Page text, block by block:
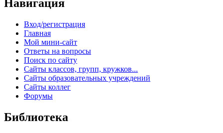
Навигация
Вход/регистрация
Главная
Мой мини-сайт
Ответы на вопросы
Поиск по сайту
Сайты классов, групп, кружков...
Сайты образовательных учреждений
Сайты коллег
Форумы
Библиотека